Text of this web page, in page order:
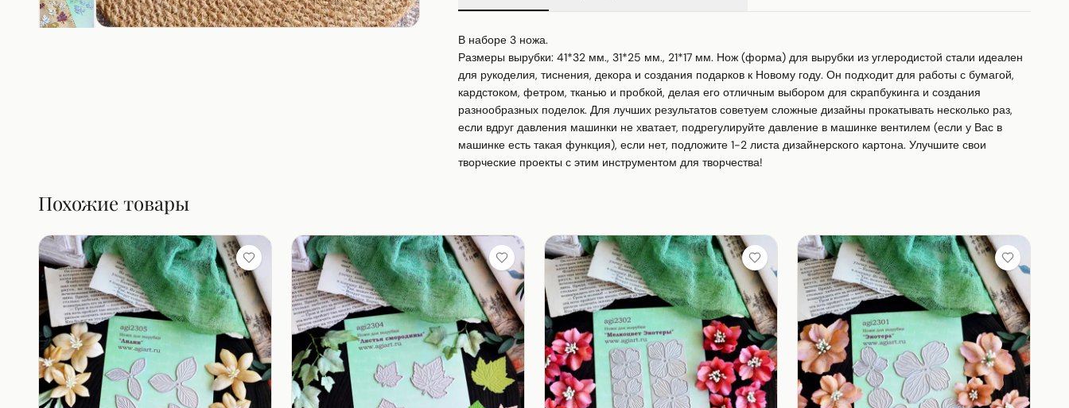
В наборе 3 ножа.
Размеры вырубки: 41*32 мм., 31*25 мм., 21*17 мм. Нож (форма) для вырубки из углеродистой стали идеален
для рукоделия, тиснения, декора и создания подарков к Новому году. Он подходит для работы с бумагой,
кардстоком, фетром, тканью и пробкой, делая его отличным выбором для скрапбукинга и создания
разнообразных поделок. Для лучших результатов советуем сложные дизайны прокатывать несколько раз,
если вдруг давления машинки не хватает, подрегулируйте давление в машинке вентилем (если у Вас в
машинке есть такая функция), если нет, подложите 1-2 листа дизайнерского картона. Улучшите свои
творческие проекты с этим инструментом для творчества!
Похожие товары